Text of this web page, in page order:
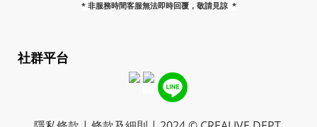
* 非服務時間客服無法即時回覆，敬請見諒 *
社群平台